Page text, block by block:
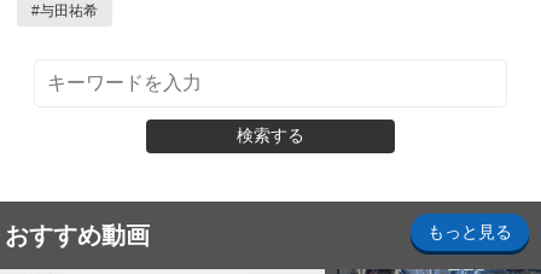
#与田祐希
検索する
おすすめ動画 もっと見る